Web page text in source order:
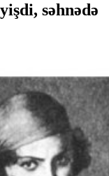
səhnədə
44 günlük